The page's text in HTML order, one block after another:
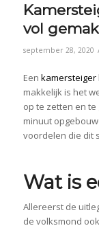
vol
september 28, 2020
Een kamersteiger
makkelijk is het
op te zetten en
minuut
voordelen die dit
Wat is
Allereerst de
de volksmond